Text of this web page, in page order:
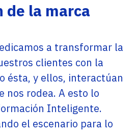
de la marca
a transformar la
clientes con la
ésta, y ellos, interactúan
nos rodea. A esto lo
Inteligente.
el escenario para lo